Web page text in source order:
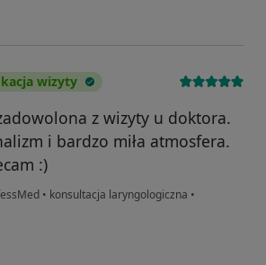
wizyty
z wizyty u doktora.
i bardzo miła atmosfera.
:)
• konsultacja laryngologiczna •